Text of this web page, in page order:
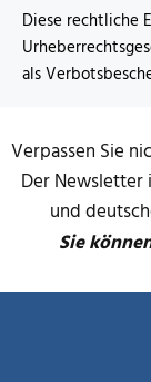
Diese rechtliche
als
Verpassen Sie
Der Newsletter
und
Sie